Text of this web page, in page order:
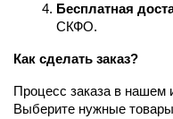
Бесплатная
СКФО.
Как сделать заказ?
Процесс заказа в нашем
Выберите нужные